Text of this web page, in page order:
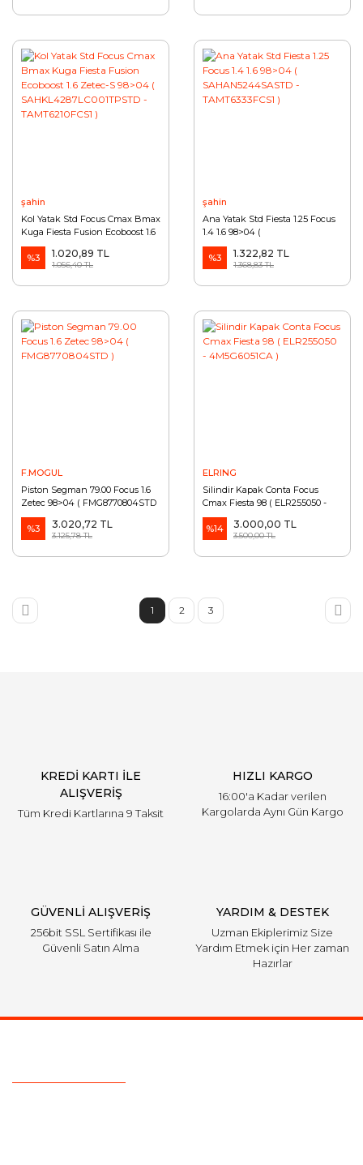
şahin
Kol Yatak Std Focus Cmax Bmax
Kuga Fiesta Fusion Ecoboost 1.6
Zetec-S 98>04 (
SAHKL4287LC001TPSTD -
TAMT6210FCS1 )
%3 1.020,89 TL
1.056,40 TL
şahin
Ana Yatak Std Fiesta 1.25 Focus
1.4 1.6 98>04 (
SAHAN5244SASTD -
TAMT6333FCS1 )
%3 1.322,82 TL
1.368,83 TL
F.MOGUL
Piston Segman 79.00 Focus 1.6
Zetec 98>04 ( FMG8770804STD
)
%3
3.020,72 TL
3.125,78 TL
ELRING
Silindir Kapak Conta Focus
Cmax Fiesta 98 ( ELR255050 -
4M5G6051CA )
%14
3.000,00 TL
3.500,00 TL
1 2 3
KREDİ KARTI İLE
ALIŞVERİŞ
Tüm Kredi Kartlarına 9 Taksit
HIZLI KARGO
16:00'a Kadar verilen
Kargolarda Aynı Gün Kargo
GÜVENLİ ALIŞVERİŞ
256bit SSL Sertifikası ile
Güvenli Satın Alma
YARDIM & DESTEK
Uzman Ekiplerimiz Size
Yardım Etmek için Her zaman
Hazırlar